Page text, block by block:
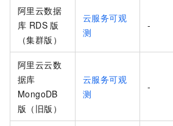
阿里云数据
库 RDS 版
（集群版）
云服务可观
测
-
阿里云云数
据库
MongoDB
版（旧版）
云服务可观
测
-